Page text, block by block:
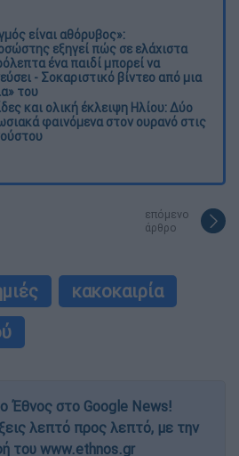
είναι αθόρυβος»:
εξηγεί πώς σε ελάχιστα
ένα παιδί μπορεί να
- Σοκαριστικό βίντεο από μια
του
και ολική έκλειψη Ηλίου: Δύο
φαινόμενα στον ουρανό στις
επόμενο
άρθρο
κακοκαιρία
Έθνος στο Google News!
λεπτό προς λεπτό, με την
του www.ethnos.gr